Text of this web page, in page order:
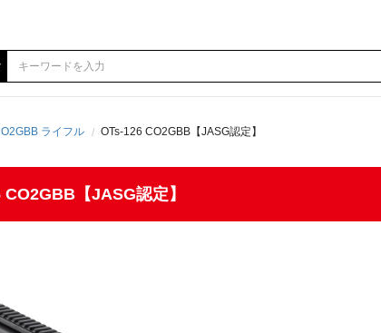
ライフル OTs-126 CO2GBB【JASG認定】
【JASG認定】